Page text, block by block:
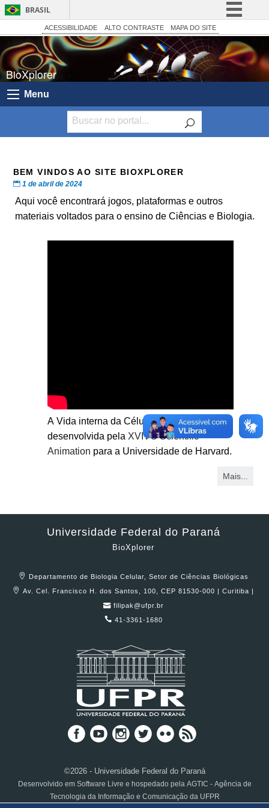
BRASIL
Simplifique!
Comunica BR
Participe
Legislação
Canais
ACESSIBILIDADE ALTO CONTRASTE MAPA DO SITE
BioXplorer
Menu
BEM VINDOS AO SITE BIOXPLORER
1 de abril de 2024
Aqui você encontrará jogos, plataformas e outros
materiais voltados para o ensino de Ciências e Biologia.
A Vida interna da Célula – animação
desenvolvida pela XVIVO Scientific
Animation para a Universidade de Harvard.
Mais...
Universidade Federal do Paraná
BioXplorer
Departamento de Biologia Celular, Setor de Ciências Biológicas
Av. Cel. Francisco H. dos Santos, 100, CEP 81530-000 | Curitiba |
filipak@ufpr.br
41-3361-1680
©2026 - Universidade Federal do Paraná
Desenvolvido em Software Livre e hospedado pela AGTIC - Agência de
Tecnologia da Informação e Comunicação da UFPR